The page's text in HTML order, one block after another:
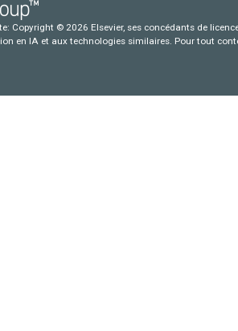
Copyright © 2026 Elsevier, ses concédants de
en IA et aux technologies similaires. Pour tout